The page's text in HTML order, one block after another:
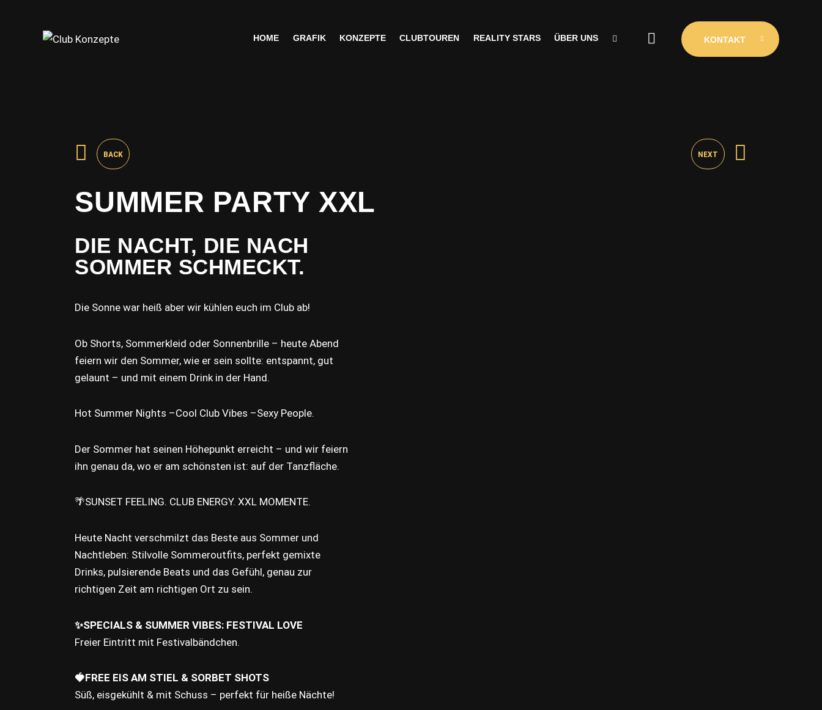
HOME GRAFIK KONZEPTE CLUBTOUREN REALITY STARS ÜBER UNS KONTAKT
BACK NEXT
SUMMER PARTY XXL
DIE NACHT, DIE NACH
SOMMER SCHMECKT.
Die Sonne war heiß aber wir kühlen euch im Club ab!
Ob Shorts, Sommerkleid oder Sonnenbrille – heute Abend
feiern wir den Sommer, wie er sein sollte: entspannt, gut
gelaunt – und mit einem Drink in der Hand.
Hot Summer Nights –Cool Club Vibes –Sexy People.
Der Sommer hat seinen Höhepunkt erreicht – und wir feiern
ihn genau da, wo er am schönsten ist: auf der Tanzfläche.
🌴SUNSET FEELING. CLUB ENERGY. XXL MOMENTE.
Heute Nacht verschmilzt das Beste aus Sommer und
Nachtleben: Stilvolle Sommeroutfits, perfekt gemixte
Drinks, pulsierende Beats und das Gefühl, genau zur
richtigen Zeit am richtigen Ort zu sein.
✨SPECIALS & SUMMER VIBES: FESTIVAL LOVE
Freier Eintritt mit Festivalbändchen.
🍓FREE EIS AM STIEL & SORBET SHOTS
Süß, eisgekühlt & mit Schuss – perfekt für heiße Nächte!